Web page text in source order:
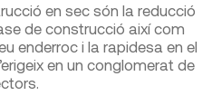
en sec són la reducció
de construcció així com
enderroc i la rapidesa en el
en un conglomerat de